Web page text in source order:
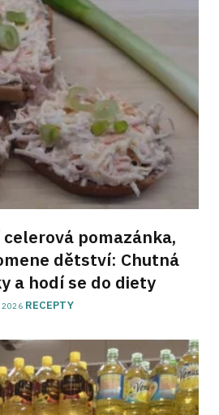
pomazánka,
dětství: Chutná
a hodí se do diety
2026 RECEPTY